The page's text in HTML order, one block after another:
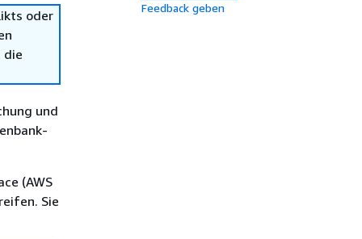
oder
die
und
(AWS
Sie
Feedback geben